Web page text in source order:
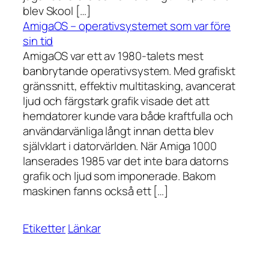
blev Skool […]
AmigaOS – operativsystemet som var före
sin tid
AmigaOS var ett av 1980-talets mest
banbrytande operativsystem. Med grafiskt
gränssnitt, effektiv multitasking, avancerat
ljud och färgstark grafik visade det att
hemdatorer kunde vara både kraftfulla och
användarvänliga långt innan detta blev
självklart i datorvärlden. När Amiga 1000
lanserades 1985 var det inte bara datorns
grafik och ljud som imponerade. Bakom
maskinen fanns också ett […]
EtiketterLänkar